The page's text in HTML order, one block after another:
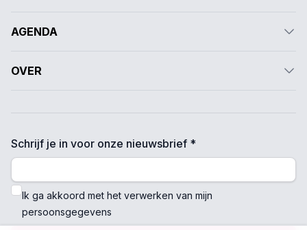
AGENDA
OVER
Schrijf je in voor onze nieuwsbrief *
Ik ga akkoord met het verwerken van mijn
persoonsgegevens